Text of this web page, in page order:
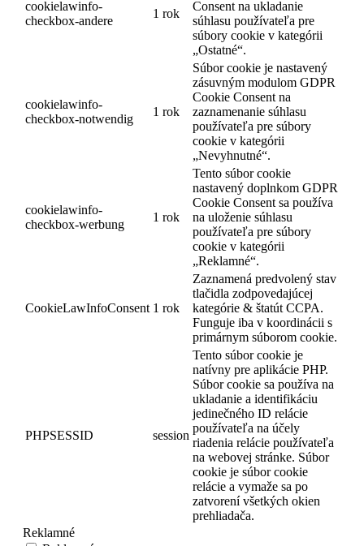
cookielawinfo-
checkbox-andere
1 rok
Consent na ukladanie
súhlasu používateľa pre
súbory cookie v kategórii
„Ostatné“.
cookielawinfo-
checkbox-notwendig
1 rok
Súbor cookie je nastavený
zásuvným modulom GDPR
Cookie Consent na
zaznamenanie súhlasu
používateľa pre súbory
cookie v kategórii
„Nevyhnutné“.
cookielawinfo-
checkbox-werbung
1 rok
Tento súbor cookie
nastavený doplnkom GDPR
Cookie Consent sa používa
na uloženie súhlasu
používateľa pre súbory
cookie v kategórii
„Reklamné“.
CookieLawInfoConsent 1 rok
Zaznamená predvolený stav
tlačidla zodpovedajúcej
kategórie & štatút CCPA.
Funguje iba v koordinácii s
primárnym súborom cookie.
PHPSESSID session
Tento súbor cookie je
natívny pre aplikácie PHP.
Súbor cookie sa používa na
ukladanie a identifikáciu
jedinečného ID relácie
používateľa na účely
riadenia relácie používateľa
na webovej stránke. Súbor
cookie je súbor cookie
relácie a vymaže sa po
zatvorení všetkých okien
prehliadača.
Reklamné